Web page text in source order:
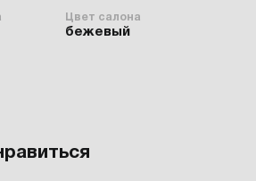
Цвет салона
бежевый